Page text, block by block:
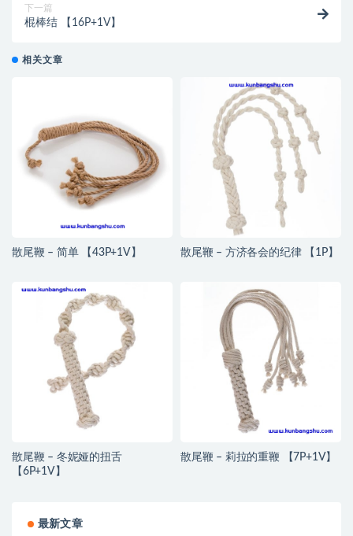
下一篇
棍棒结 【16P+1V】
相关文章
散尾鞭 – 简单 【43P+1V】 散尾鞭 – 方济各会的纪律 【1P】
散尾鞭 – 冬妮娅的扭舌
【6P+1V】
散尾鞭 – 莉拉的重鞭 【7P+1V】
最新文章